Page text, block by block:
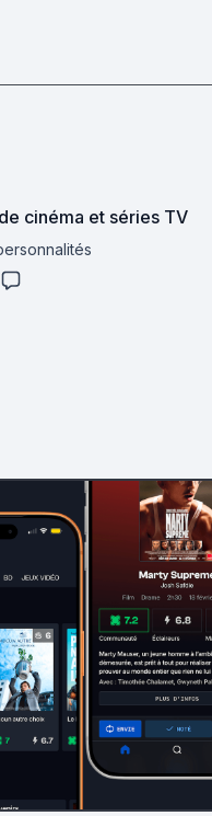
cinéma et séries TV